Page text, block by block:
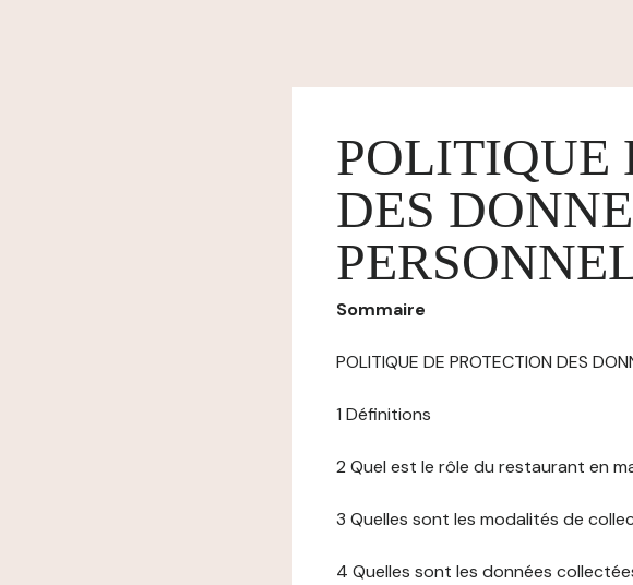
POLITIQUE
DES
Sommaire
POLITIQUE DE PROTECTION DES
1 Définitions
2 Quel est le rôle du restaurant en
3 Quelles sont les modalités de
4 Quelles sont les données